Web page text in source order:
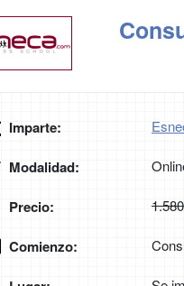
Imparte:
Modalidad:
Precio:
Comienzo: